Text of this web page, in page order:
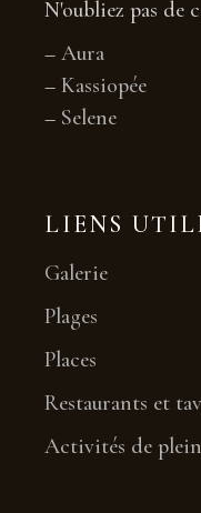
N'oubliez pas de
–Aura
–Kassiopée
– Selene
LIENS
Galerie
Plages
Places
Restaurants et
Activités de